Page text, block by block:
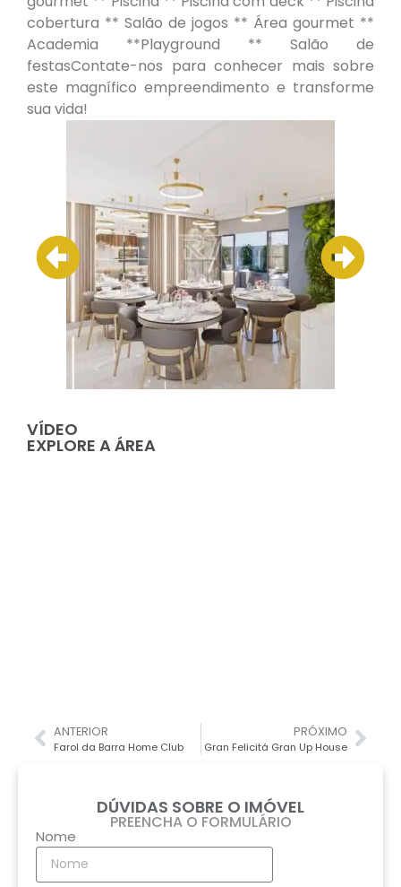
cobertura ** Salão de jogos ** Área gourmet **
Academia **Playground ** Salão de
festasContate-nos para conhecer mais sobre
este magnífico empreendimento e transforme
sua vida!
VÍDEO
EXPLORE A ÁREA
ANTERIOR
Farol da Barra Home Club
PRÓXIMO
Gran Felicitá Gran Up House
DÚVIDAS SOBRE O IMÓVEL
PREENCHA O FORMULÁRIO
Nome